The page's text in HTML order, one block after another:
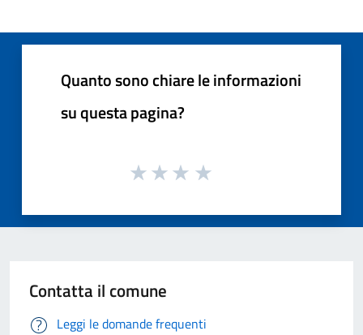
Quanto sono chiare le informazioni
su questa pagina?
Contatta il comune
Leggi le domande frequenti